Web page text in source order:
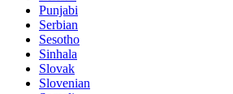
Punjabi
Serbian
Sesotho
Sinhala
Slovak
Slovenian